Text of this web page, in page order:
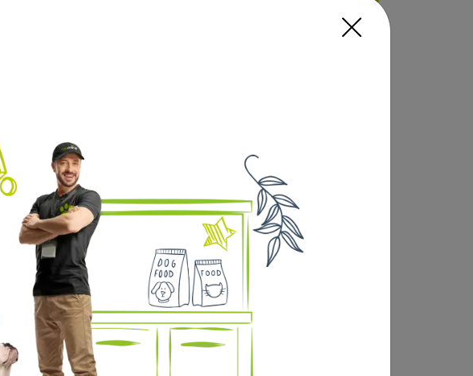
sauront ravir les chats les plus exigeants. Cette recette
permet de lutter contre la formation des calculs